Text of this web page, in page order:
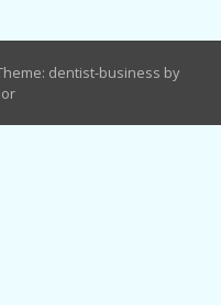
dentist-business by